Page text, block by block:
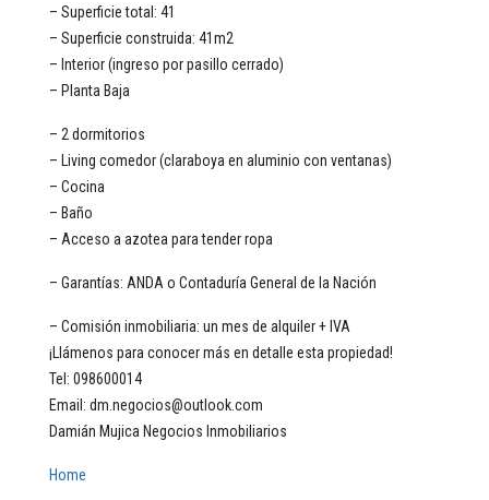
– Superficie total: 41
– Superficie construida: 41m2
– Interior (ingreso por pasillo cerrado)
– Planta Baja
– 2 dormitorios
– Living comedor (claraboya en aluminio con ventanas)
– Cocina
– Baño
– Acceso a azotea para tender ropa
– Garantías: ANDA o Contaduría General de la Nación
– Comisión inmobiliaria: un mes de alquiler + IVA
¡Llámenos para conocer más en detalle esta propiedad!
Tel: 098600014
Email: dm.negocios@outlook.com
Damián Mujica Negocios Inmobiliarios
Home